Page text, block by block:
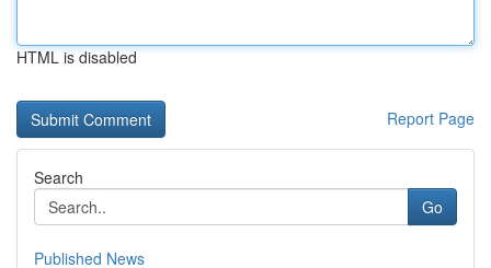
HTML is disabled
Report Page
Search
Go
Published News